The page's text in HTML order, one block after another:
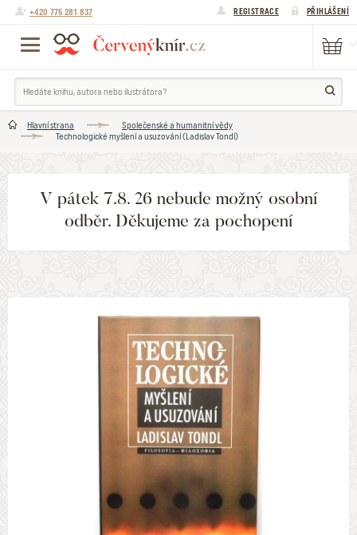
+420 775 281 837 REGISTRACE PŘIHLÁŠENÍ
Hlavní strana
Společenské a humanitní vědy
Technologické myšlení a usuzování (Ladislav Tondl)
V pátek 7.8. 26 nebude možný osobní
odběr. Děkujeme za pochopení